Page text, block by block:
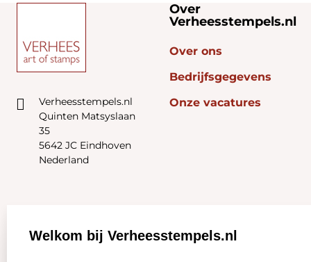
Verheesstempels.nl
Quinten Matsyslaan
35
5642 JC Eindhoven
Nederland
Over
Verheesstempels.nl
Over ons
Bedrijfsgegevens
Onze vacatures
Zakelijk: Klantenservice:
Welkom bij Verheesstempels.nl